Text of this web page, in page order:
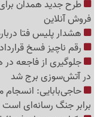
طرح جدید همدان برای
فروش آنلاین
هشدار پلیس فتا
رقم ناچیز فسخ
جلوگیری از فاجعه
در آتش‌سوزی برج شد
حاجی‌بابایی: انسجام
برابر جنگ رسانه‌ای است